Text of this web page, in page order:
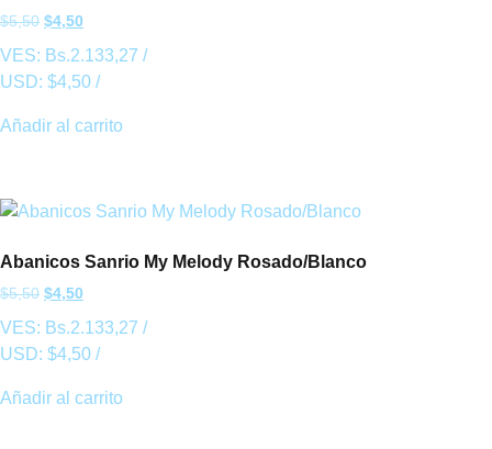
$5,50 $4,50
VES: Bs.2.133,27 /
USD: $4,50 /
Añadir al carrito
Abanicos Sanrio My Melody Rosado/Blanco
$5,50 $4,50
VES: Bs.2.133,27 /
USD: $4,50 /
Añadir al carrito